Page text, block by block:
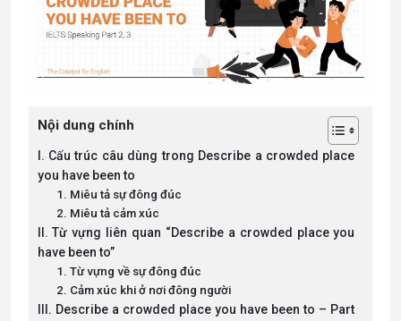
Nội dung chính
I. Cấu trúc câu dùng trong Describe a crowded place
you have been to
1. Miêu tả sự đông đúc
2. Miêu tả cảm xúc
II. Từ vựng liên quan “Describe a crowded place you
have been to”
1. Từ vựng về sự đông đúc
2. Cảm xúc khi ở nơi đông người
III. Describe a crowded place you have been to – Part